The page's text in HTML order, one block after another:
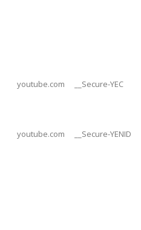
youtube.com __Secure-YEC
youtube.com __Secure-YENID